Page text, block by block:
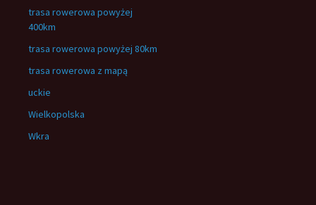
trasa rowerowa powyżej
400km
trasa rowerowa powyżej 80km
trasa rowerowa z mapą
uckie
Wielkopolska
Wkra